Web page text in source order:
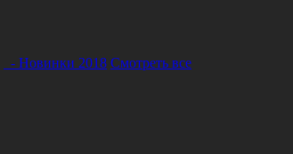
- Новинки 2018 Смотреть все